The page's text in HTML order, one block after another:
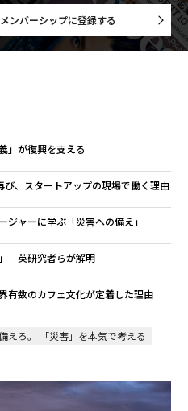
メンバーシップに登録する
」が復興を支える
、スタートアップの現場で働く理由
ャーに学ぶ「災害への備え」
英研究者らが解明
有数のカフェ文化が定着した理由
えろ。 「災害」を本気で考える